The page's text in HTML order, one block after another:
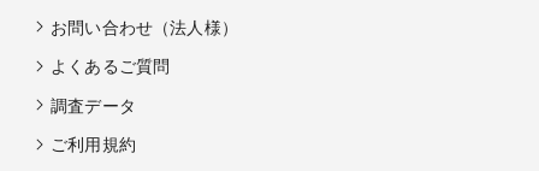
お問い合わせ（法人様）
よくあるご質問
調査データ
ご利用規約